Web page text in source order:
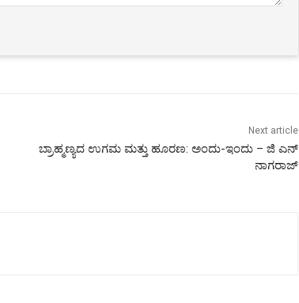
Next article
ಬ್ರಾಹ್ಮಣ್ಯದ ಉಗಮ ಮತ್ತು ಹೂರಣ: ಅಂದು-ಇಂದು – ಜಿ ಎನ್
ನಾಗರಾಜ್